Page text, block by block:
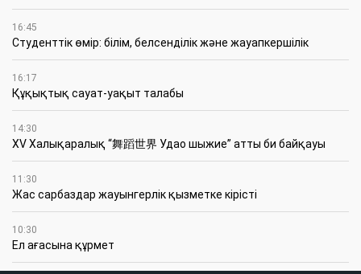
16:45
Студенттік өмір: білім, белсенділік және жауапкершілік
16:17
Құқықтық сауат-уақыт талабы
14:30
XV Халықаралық “舞蹈世界 Удао шыжие” атты би байқауы
11:30
Жас сарбаздар жауынгерлік қызметке кірісті
10:30
Ел ағасына құрмет